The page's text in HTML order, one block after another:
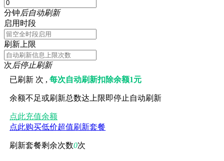
分钟后自动刷新
启用时段
刷新上限
次后停止刷新
已刷新 次 ,每次自动刷新扣除余额1元
余额不足或刷新总数达上限即停止自动刷新
点此充值余额
点此购买低价超值刷新套餐
刷新套餐剩余次数0次